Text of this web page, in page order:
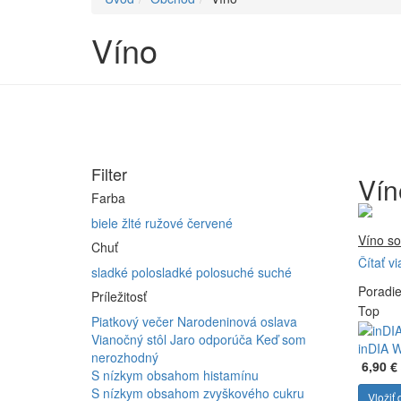
Víno
Filter
Farba
biele žlté ružové červené
Chuť
sladké polosladké polosuché suché
Príležitosť
Piatkový večer Narodeninová oslava
Vianočný stôl Jaro odporúča Keď som
nerozhodný
S nízkym obsahom histamínu
S nízkym obsahom zvyškového cukru
Víno
Firma
Čítať
Top
inDIA
6,90 €
Vložiť